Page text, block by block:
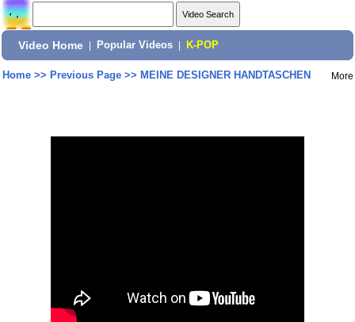
Video Home Popular Videos K-POP
Home>> Previous Page>> MEINE DESIGNER HANDTASCHEN More